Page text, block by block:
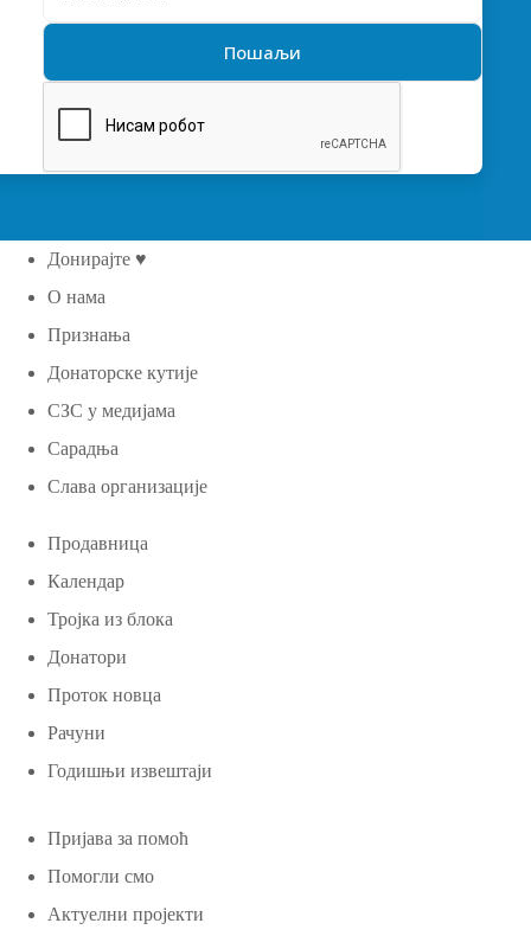
Донирајте ♥
О нама
Признања
Донаторске кутије
СЗС у медијама
Сарадња
Слава организације
Продавница
Календар
Тројка из блока
Донатори
Проток новца
Рачуни
Годишњи извештаји
Пријава за помоћ
Помогли смо
Актуелни пројекти